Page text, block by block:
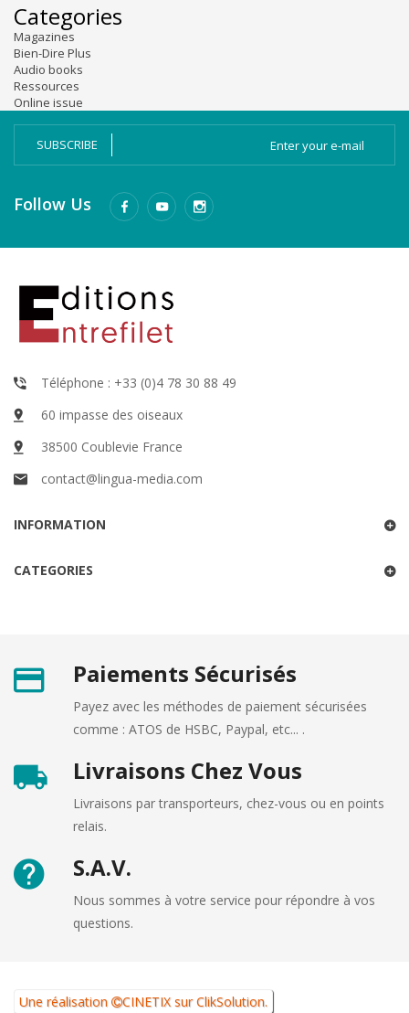
Categories
Magazines
Bien-Dire Plus
Audio books
Ressources
Online issue
SUBSCRIBE
Follow Us
Téléphone : +33 (0)4 78 30 88 49
60 impasse des oiseaux
38500 Coublevie France
contact@lingua-media.com
INFORMATION
CATEGORIES
Paiements Sécurisés
Payez avec les méthodes de paiement sécurisées
comme : ATOS de HSBC, Paypal, etc... .
Livraisons Chez Vous
Livraisons par transporteurs, chez-vous ou en points
relais.
S.A.V.
Nous sommes à votre service pour répondre à vos
questions.
Une réalisation CINETIX surClikSolution.